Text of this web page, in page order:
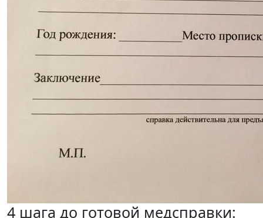
4 шага до готовой медсправки: